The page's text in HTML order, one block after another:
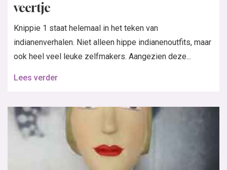
veertje
Knippie 1 staat helemaal in het teken van
indianenverhalen. Niet alleen hippe indianenoutfits, maar
ook heel veel leuke zelfmakers. Aangezien deze...
Lees verder